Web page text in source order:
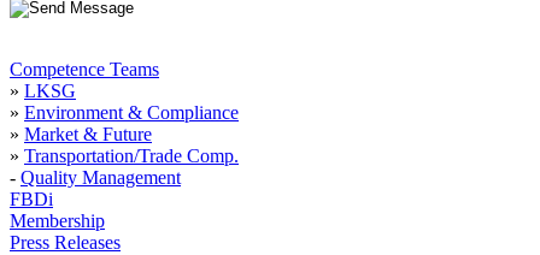
Competence Teams
» LKSG
» Environment & Compliance
» Market & Future
» Transportation/Trade Comp.
- Quality Management
FBDi
Membership
Press Releases